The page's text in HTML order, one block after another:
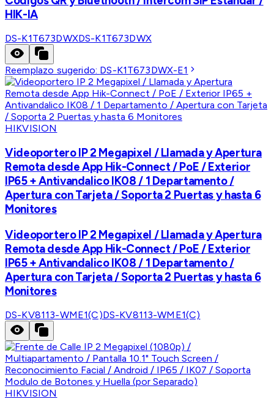
HIK-IA
DS-K1T673DWXDS-K1T673DWX
Reemplazo sugerido: DS-K1T673DWX-E1
HIKVISION
Videoportero IP 2 Megapixel / Llamada y Apertura
Remota desde App Hik-Connect / PoE / Exterior
IP65 + Antivandalico IK08 / 1 Departamento /
Apertura con Tarjeta / Soporta 2 Puertas y hasta 6
Monitores
Videoportero IP 2 Megapixel / Llamada y Apertura
Remota desde App Hik-Connect / PoE / Exterior
IP65 + Antivandalico IK08 / 1 Departamento /
Apertura con Tarjeta / Soporta 2 Puertas y hasta 6
Monitores
DS-KV8113-WME1(C)DS-KV8113-WME1(C)
HIKVISION